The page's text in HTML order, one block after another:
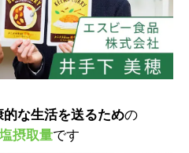
的な生活を送るための
摂取量です